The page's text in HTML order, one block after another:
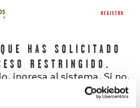
REGISTRO
HAS SOLICITADO
RESTRINGIDO.
ingresa al sistema. Si no,